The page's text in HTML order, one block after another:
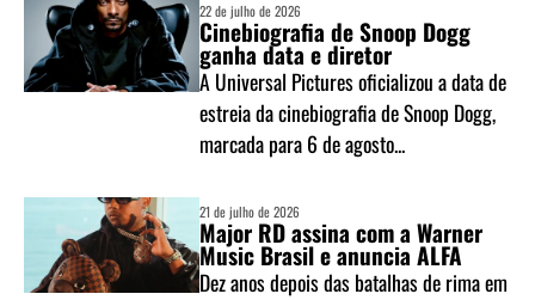
22 de julho de 2026
Cinebiografia de Snoop Dogg
ganha data e diretor
A Universal Pictures oficializou a data de
estreia da cinebiografia de Snoop Dogg,
marcada para 6 de agosto...
21 de julho de 2026
Major RD assina com a Warner
Music Brasil e anuncia ALFA
Dez anos depois das batalhas de rima em